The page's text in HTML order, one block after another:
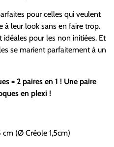
pour celles qui veulent
à leur look sans en faire trop.
idéales pour les non initiées. Et
se marient parfaitement à un
= 2 paires en 1 ! Une paire
en plexi !
cm (Ø Créole 1,5cm)